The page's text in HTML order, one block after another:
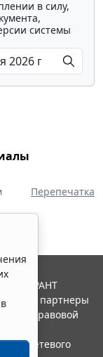
в силу,
системы
Перепечатка
ГАРАНТ
и ее партнеры
правовой
сетевого